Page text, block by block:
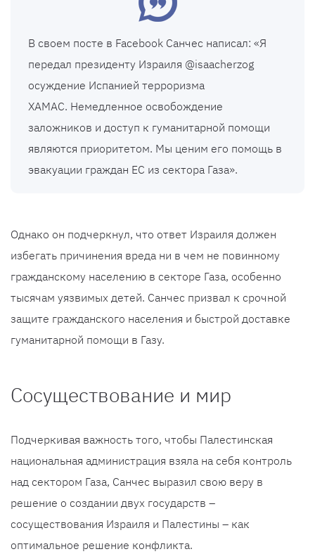
В своем посте в Facebook Санчес написал: «Я
передал президенту Израиля @isaacherzog
осуждение Испанией терроризма
ХАМАС. Немедленное освобождение
заложников и доступ к гуманитарной помощи
являются приоритетом. Мы ценим его помощь в
эвакуации граждан ЕС из сектора Газа».
Однако он подчеркнул, что ответ Израиля должен
избегать причинения вреда ни в чем не повинному
гражданскому населению в секторе Газа, особенно
тысячам уязвимых детей. Санчес призвал к срочной
защите гражданского населения и быстрой доставке
гуманитарной помощи в Газу.
Сосуществование и мир
Подчеркивая важность того, чтобы Палестинская
национальная администрация взяла на себя контроль
над сектором Газа, Санчес выразил свою веру в
решение о создании двух государств –
сосуществования Израиля и Палестины – как
оптимальное решение конфликта.